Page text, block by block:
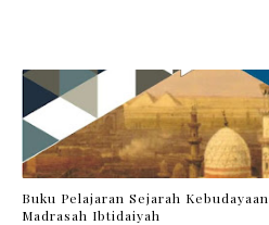
Buku Pelajaran Sejarah
Madrasah Ibtidaiyah